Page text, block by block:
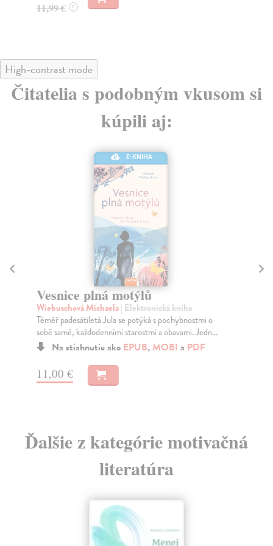
11,99 € ?
High-contrast mode
Čitatelia s podobným vkusom si
kúpili aj:
E-KNIHA
Vesnice plná motýlů
Wiebuschová Michaela| Elektronická kniha
Téměř padesátiletá Jula se potýká s pochybnostmi o
sobě samé, každodenními starostmi a obavami. Jedn...
Na stiahnutie ako EPUB,MOBI a PDF
11,00 €
Ďalšie z kategórie motivačná
literatúra